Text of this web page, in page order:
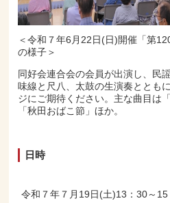
＜令和７年6月22日(日)開催「第
の様子＞
同好会連合会の会員が出演し、民
味線と尺八、太鼓の生演奏ととも
ジにご期待ください。主な曲目は
「秋田おばこ節」ほか。
日時
令和７年７月19日(土)13：30～15